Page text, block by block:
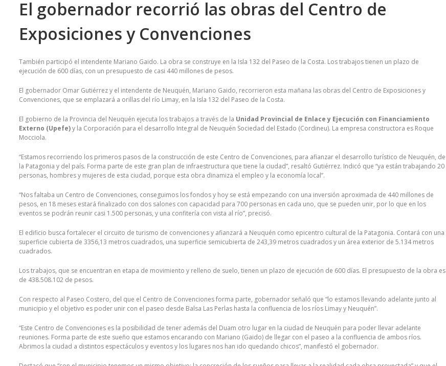
El gobernador recorrió las obras del Centro de
Exposiciones y Convenciones
También participó el intendente Mariano Gaido. La obra se construye en la Isla 132 del Paseo de la Costa. Los trabajos tienen un plazo de
ejecución de 600 días, con un presupuesto de casi 440 millones de pesos.
El gobernador Omar Gutiérrez y el intendente de Neuquén, Mariano Gaido, recorrieron esta mañana las obras del Centro de Exposiciones y
Convenciones, que se emplazará a orillas del río Limay, en la Isla 132 del Paseo de la Costa.
El gobierno de la Provincia del Neuquén ejecuta los trabajos a través de la Unidad Provincial de Enlace y Ejecución con Financiamiento
Externo (Upefe)y la Corporación para el desarrollo Integral de Neuquén Sociedad del Estado (Cordineu). La empresa constructora es Roque
Mocciola.
“Estamos recorriendo los primeros pasos de la construcción de este Centro de Convenciones, para afianzar el desarrollo turístico de Neuquén, de
la Patagonia y del país. Forma parte de este gran plan de infraestructura que tiene la ciudad”, resaltó Gutiérrez. Indicó que “ya están trabajando 20
personas, hombres y mujeres de esta ciudad, porque esta obra dinamiza el empleo y la economía local”.
“Nos faltaba un Centro de Convenciones, conseguimos los fondos y hoy se está empezando con una inversión aproximada de 440 millones de
pesos, en 18 meses estará finalizado con dos salones con capacidad para 700 personas en cada uno, que se pueden unir, por lo que en los
eventos se podrán reunir casi 1.500 personas, y una confitería con vista al río”, precisó.
El edificio busca fortalecer el circuito de turismo de convenciones y afianzará a Neuquén como epicentro cultural de la Patagonia. Contará con una
superficie cubierta de 3356,13 metros cuadrados, una superficie semicubierta de 243,39 metros cuadrados y un área exterior de 5.134 metros
cuadrados.
Los trabajos, que se encuentran en etapa de movimiento y relleno de suelo, tienen un plazo de ejecución de 600 días. El presupuesto de la obra es
de 438.508.102 de pesos.
Con respecto al Paseo Costero, del que el Centro de Convenciones forma parte, gobernador señaló que “lo estamos llevando adelante junto al
municipio y el objetivo es poder unir con el paseo desde Balsa Las Perlas hasta la confluencia de los ríos Limay y Neuquén”.
“Este Centro de Convenciones es la posibilidad de tener además del Duam otro lugar en la ciudad de Neuquén para poder llevar adelante
reuniones. Forma parte de este sueño que estamos encarando con Mariano (Gaido) de llegar con el paseo a la confluencia de ambos ríos.
Abrimos la ciudad a distintos espectáculos y eventos y los lugares nos han ido quedando chicos”, manifestó el gobernador.